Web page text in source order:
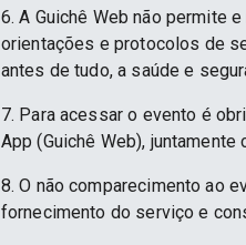
6. A Guichê Web não permite
orientações e protocolos de
antes de tudo, a saúde e
7. Para acessar o evento é
App (Guichê Web),
8. O não comparecimento ao
fornecimento do serviço e